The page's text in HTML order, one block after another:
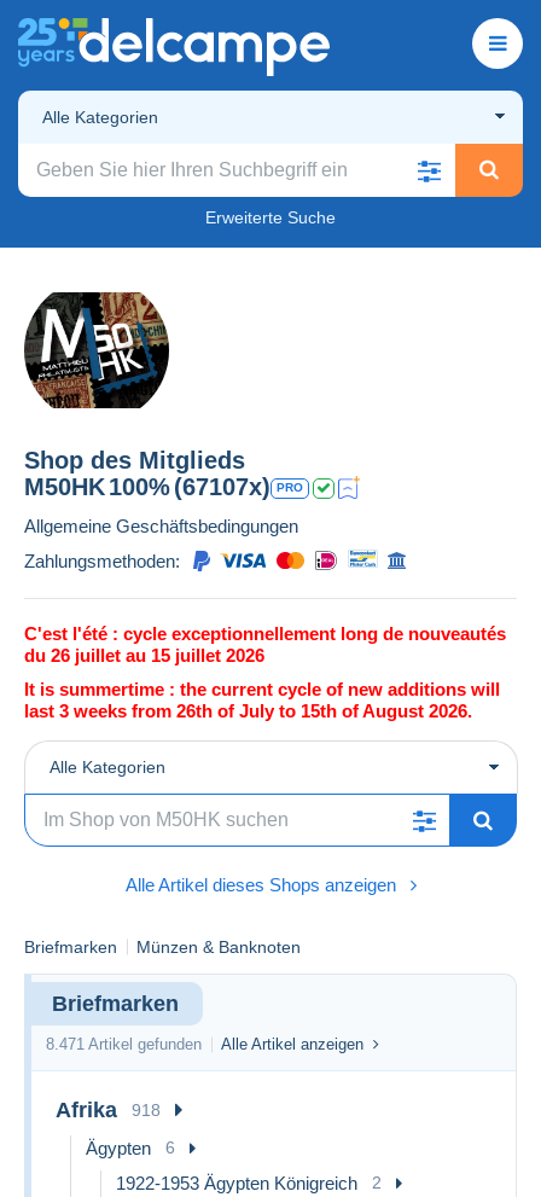
Alle Kategorien
Erweiterte Suche
Shop des Mitglieds
M50HK100%(67107x) PRO
Allgemeine Geschäftsbedingungen
Zahlungsmethoden:
C'est l'été : cycle exceptionnellement long de nouveautés
du 26 juillet au 15 juillet 2026
It is summertime : the current cycle of new additions will
last 3 weeks from 26th of July to 15th of August 2026.
Alle Kategorien
Alle Artikel dieses Shops anzeigen
Briefmarken Münzen & Banknoten
Briefmarken
8.471 Artikel gefunden Alle Artikel anzeigen
Afrika 918
Ägypten 6
1922-1953 Ägypten Königreich 2